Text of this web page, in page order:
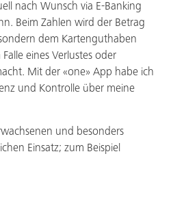
nach Wunsch via E-Banking
Beim Zahlen wird der Betrag
dem Kartenguthaben
eines Verlustes oder
Mit der «one» App habe ich
und Kontrolle über meine
und besonders
Einsatz; zum Beispiel